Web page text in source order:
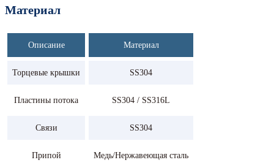
Материал
Описание Материал
Торцевые крышки SS304
Пластины потока SS304 / SS316L
Связи SS304
Припой Медь/Нержавеющая сталь